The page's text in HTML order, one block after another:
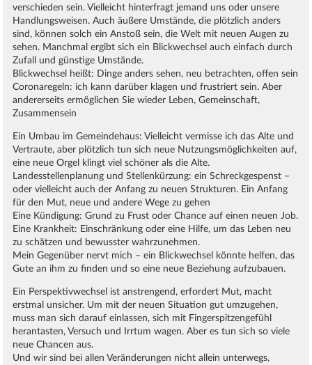
verschieden sein. Vielleicht hinterfragt jemand uns oder unsere
Handlungsweisen. Auch äußere Umstände, die plötzlich anders
sind, können solch ein Anstoß sein, die Welt mit neuen Augen zu
sehen. Manchmal ergibt sich ein Blickwechsel auch einfach durch
Zufall und günstige Umstände.
Blickwechsel heißt: Dinge anders sehen, neu betrachten, offen sein
Coronaregeln: ich kann darüber klagen und frustriert sein. Aber
andererseits ermöglichen Sie wieder Leben, Gemeinschaft,
Zusammensein
Ein Umbau im Gemeindehaus: Vielleicht vermisse ich das Alte und
Vertraute, aber plötzlich tun sich neue Nutzungsmöglichkeiten auf,
eine neue Orgel klingt viel schöner als die Alte.
Landesstellenplanung und Stellenkürzung: ein Schreckgespenst –
oder vielleicht auch der Anfang zu neuen Strukturen. Ein Anfang
für den Mut, neue und andere Wege zu gehen
Eine Kündigung: Grund zu Frust oder Chance auf einen neuen Job.
Eine Krankheit: Einschränkung oder eine Hilfe, um das Leben neu
zu schätzen und bewusster wahrzunehmen.
Mein Gegenüber nervt mich – ein Blickwechsel könnte helfen, das
Gute an ihm zu finden und so eine neue Beziehung aufzubauen.
Ein Perspektivwechsel ist anstrengend, erfordert Mut, macht
erstmal unsicher. Um mit der neuen Situation gut umzugehen,
muss man sich darauf einlassen, sich mit Fingerspitzengefühl
herantasten, Versuch und Irrtum wagen. Aber es tun sich so viele
neue Chancen aus.
Und wir sind bei allen Veränderungen nicht allein unterwegs,